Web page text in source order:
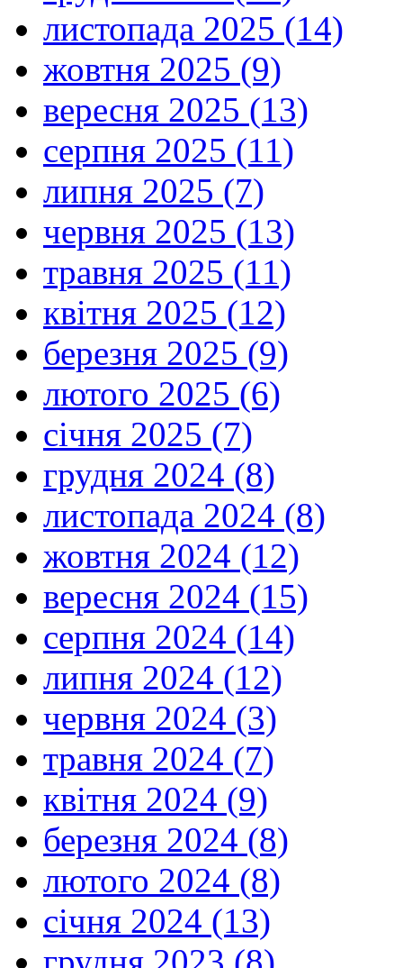
листопада 2025 (14)
жовтня 2025 (9)
вересня 2025 (13)
серпня 2025 (11)
липня 2025 (7)
червня 2025 (13)
травня 2025 (11)
квітня 2025 (12)
березня 2025 (9)
лютого 2025 (6)
січня 2025 (7)
грудня 2024 (8)
листопада 2024 (8)
жовтня 2024 (12)
вересня 2024 (15)
серпня 2024 (14)
липня 2024 (12)
червня 2024 (3)
травня 2024 (7)
квітня 2024 (9)
березня 2024 (8)
лютого 2024 (8)
січня 2024 (13)